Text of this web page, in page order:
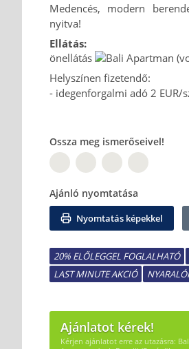
Medencés, modern
nyitva!
Ellátás:
önellátás
Helyszínen fizetendő:
- idegenforgalmi adó 2 EUR/
Ossza meg ismerőseivel!
Ajánló nyomtatása
Nyomtatás képekkel
20% ELŐLEGGEL FOGLALHATÓ
LAST MINUTE AKCIÓ
Ajánlatot kérek!
Kérjen ajánlatot erre az utazásra: